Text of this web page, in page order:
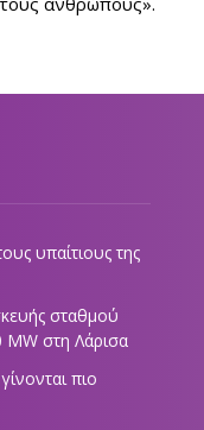
υπαίτιους της
σταθμού
ΜW στη Λάρισα
πιο